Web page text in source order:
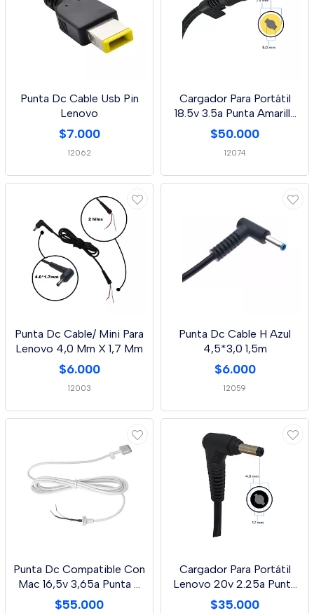
Punta Dc Cable Usb Pin
Lenovo
$7.000
12062
Cargador Para Portátil
18.5v 3.5a Punta Amarilla
4,8 * 1,7 Mm
$50.000
12074
Punta Dc Cable/ Mini Para
Lenovo 4,0 Mm X 1,7 Mm
$6.000
12003
Punta Dc Cable H Azul
4,5*3,0 1,5m
$6.000
12059
Punta Dc Compatible Con
Mac 16,5v 3,65a Punta T
60w Exa
$55.000
Cargador Para Portátil
Lenovo 20v 2.25a Punta
4,0 * 1,7 Mm
$35.000